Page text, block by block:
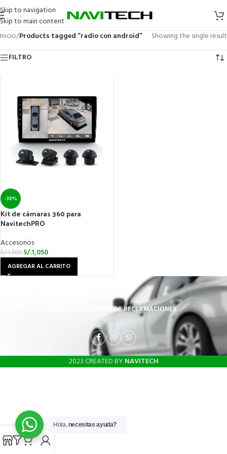
Skip to navigation
Skip to main content
Inicio/Products tagged “radio con android”
Showing the single result
FILTRO
-30%
Kit de cámaras 360 para
NavitechPRO
Accesorios
S/.1,500 S/.1,050
AGREGAR AL CARRITO
LIBRO DE RECLAMACIONES
2023 CREATED BY NAVITECH
Hola,necesitas ayuda?